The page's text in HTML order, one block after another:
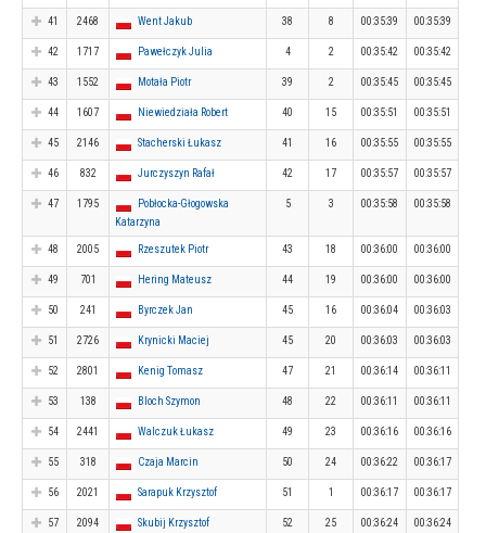
41 2468 Went Jakub 38 8 00:35:39 00:35:39
42 1717 Pawełczyk Julia 4 2 00:35:42 00:35:42
43 1552 Motała Piotr 39 2 00:35:45 00:35:45
44 1607 Niewiedziała Robert 40 15 00:35:51 00:35:51
45 2146 Stacherski Łukasz 41 16 00:35:55 00:35:55
46 832 Jurczyszyn Rafał 42 17 00:35:57 00:35:57
47 1795
Pobłocka-Głogowska
Katarzyna
5 3 00:35:58 00:35:58
48 2005 Rzeszutek Piotr 43 18 00:36:00 00:36:00
49 701 Hering Mateusz 44 19 00:36:00 00:36:00
50 241 Byrczek Jan 45 16 00:36:04 00:36:03
51 2726 Krynicki Maciej 45 20 00:36:03 00:36:03
52 2801 Kenig Tomasz 47 21 00:36:14 00:36:11
53 138 Bloch Szymon 48 22 00:36:11 00:36:11
54 2441 Walczuk Łukasz 49 23 00:36:16 00:36:16
55 318 Czaja Marcin 50 24 00:36:22 00:36:17
56 2021 Sarapuk Krzysztof 51 1 00:36:17 00:36:17
57 2094 Skubij Krzysztof 52 25 00:36:24 00:36:24